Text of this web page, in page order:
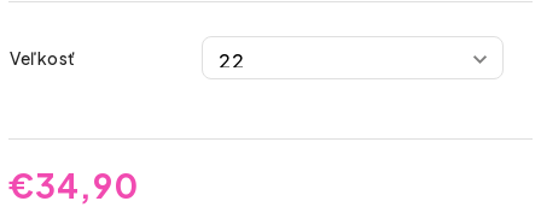
Veľkosť
€34,90